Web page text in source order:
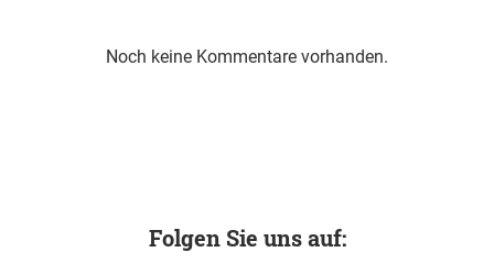
Noch keine Kommentare vorhanden.
Folgen Sie uns auf: